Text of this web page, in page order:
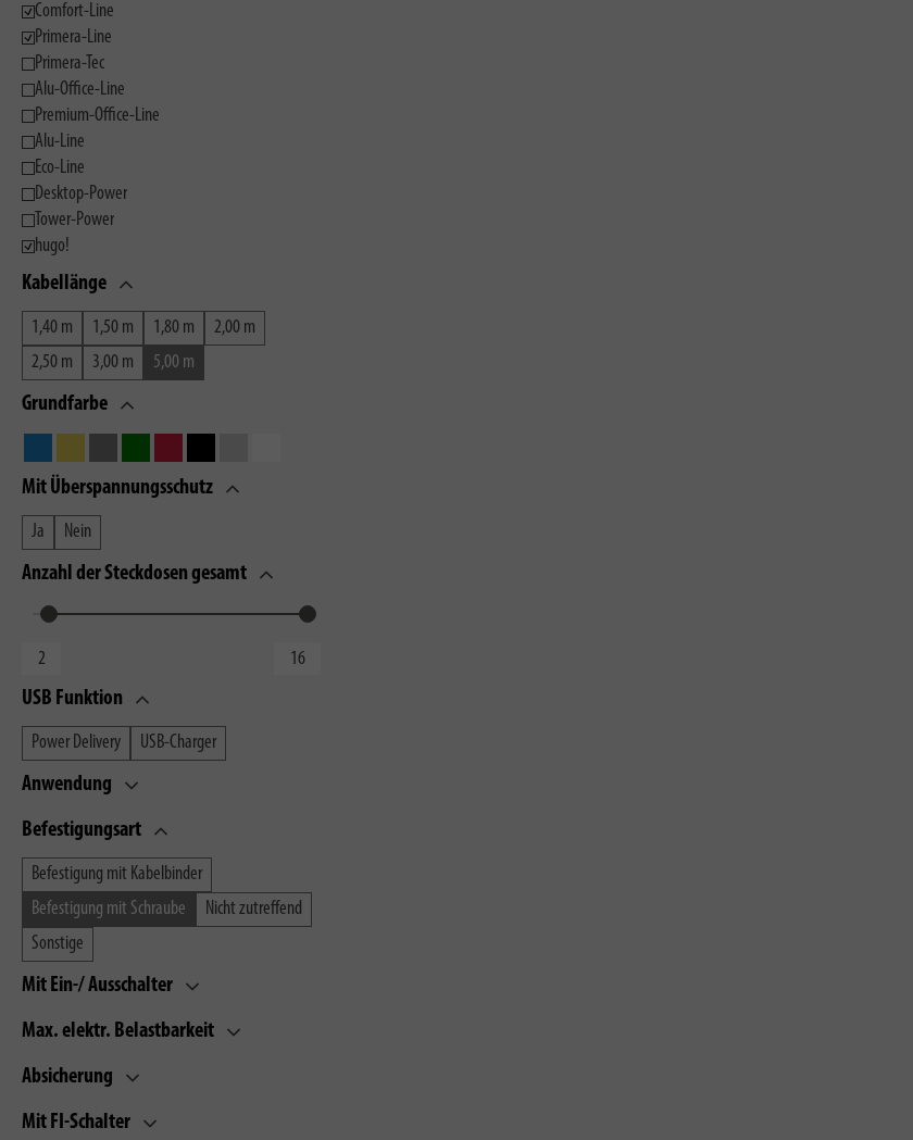
Comfort-Line
Primera-Line
Primera-Tec
Alu-Office-Line
Premium-Office-Line
Alu-Line
Eco-Line
Desktop-Power
Tower-Power
hugo!
Kabellänge
1,40 m 1,50 m 1,80 m
2,00 m
2,50 m
3,00 m 5,00 m
Grundfarbe
Mit Überspannungsschutz
Ja Nein
Anzahl der Steckdosen gesamt
USB Funktion
Power Delivery USB-Charger
Anwendung
Befestigungsart
Befestigung mit Kabelbinder
Befestigung mit Schraube
Nicht zutreffend
Sonstige
Mit Ein-/ Ausschalter
Max. elektr. Belastbarkeit
Absicherung
Mit FI-Schalter